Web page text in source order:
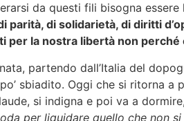
da questi fili bisogna
parità, di solidarietà, di diritti
per la nostra libertà non
partendo dall’Italia del
sbiadito. Oggi che si ritorna
si indigna e poi va a
per liquidare quello che non